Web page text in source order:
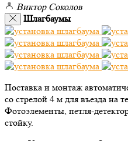
Виктор Соколов
Шлагбаумы
Поставка и монтаж
со стрелой 4 м для въезда на
Фотоэлементы, петля-
стойку.